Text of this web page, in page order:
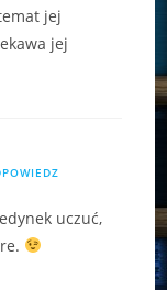
jej
jej
uczuć,